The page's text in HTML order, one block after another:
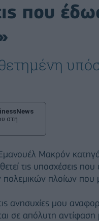
που
στη
Μακρόν
τις υποσχέσεις
πλοίων που
ανησυχίες μου
σε απόλυτη